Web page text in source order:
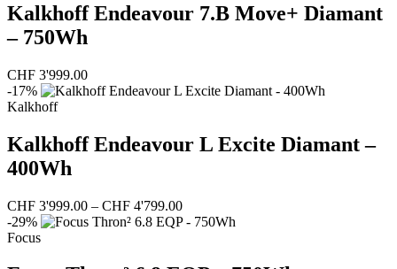
Kalkhoff Endeavour 7.B Move+ Diamant
– 750Wh
CHF 3'999.00
-17%
Kalkhoff
Kalkhoff Endeavour L Excite Diamant –
400Wh
CHF 3'999.00 – CHF 4'799.00Preisspanne:
CHF 3'999.00
-29%
Focus